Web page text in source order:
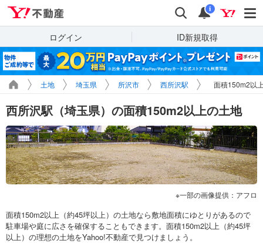
検索 通知
i
ログイン ID新規取得
土地 埼玉県 所沢市 西所沢駅 面積150m2以
西所沢駅（埼玉県）の面積150m2以上の土地
一部の画像提供：アフロ
面積150m2以上（約45坪以上）の土地なら敷地面積にゆとりがあるので
駐車場や庭に広さを確保することもできます。面積150m2以上（約45坪
以上）の理想の土地をYahoo!不動産で見つけましょう。